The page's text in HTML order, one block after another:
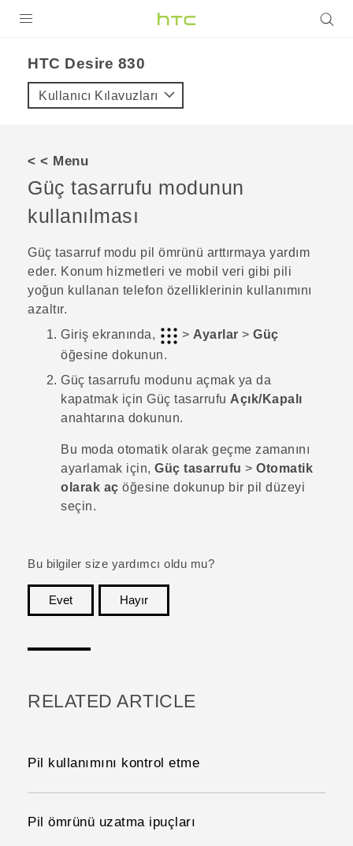
VIVE
VIVERSE
DESTEK
HTC Desire 830‎
Kullanıcı Kılavuzları
< < Menu
Güç tasarrufu modunun
kullanılması
Güç tasarruf modu pil ömrünü arttırmaya yardım
eder. Konum hizmetleri ve mobil veri gibi pili
yoğun kullanan telefon özelliklerinin kullanımını
azaltır.
Giriş ekranında, > Ayarlar > Güç
öğesine dokunun.
Güç tasarrufu modunu açmak ya da
kapatmak için Güç tasarrufu Açık/Kapalı
anahtarına dokunun.
Bu moda otomatik olarak geçme zamanını
ayarlamak için, Güç tasarrufu > Otomatik
olarak aç öğesine dokunup bir pil düzeyi
seçin.
Bu bilgiler size yardımcı oldu mu?
Evet
Hayır
RELATED ARTICLE
Pil kullanımını kontrol etme
Pil ömrünü uzatma ipuçları